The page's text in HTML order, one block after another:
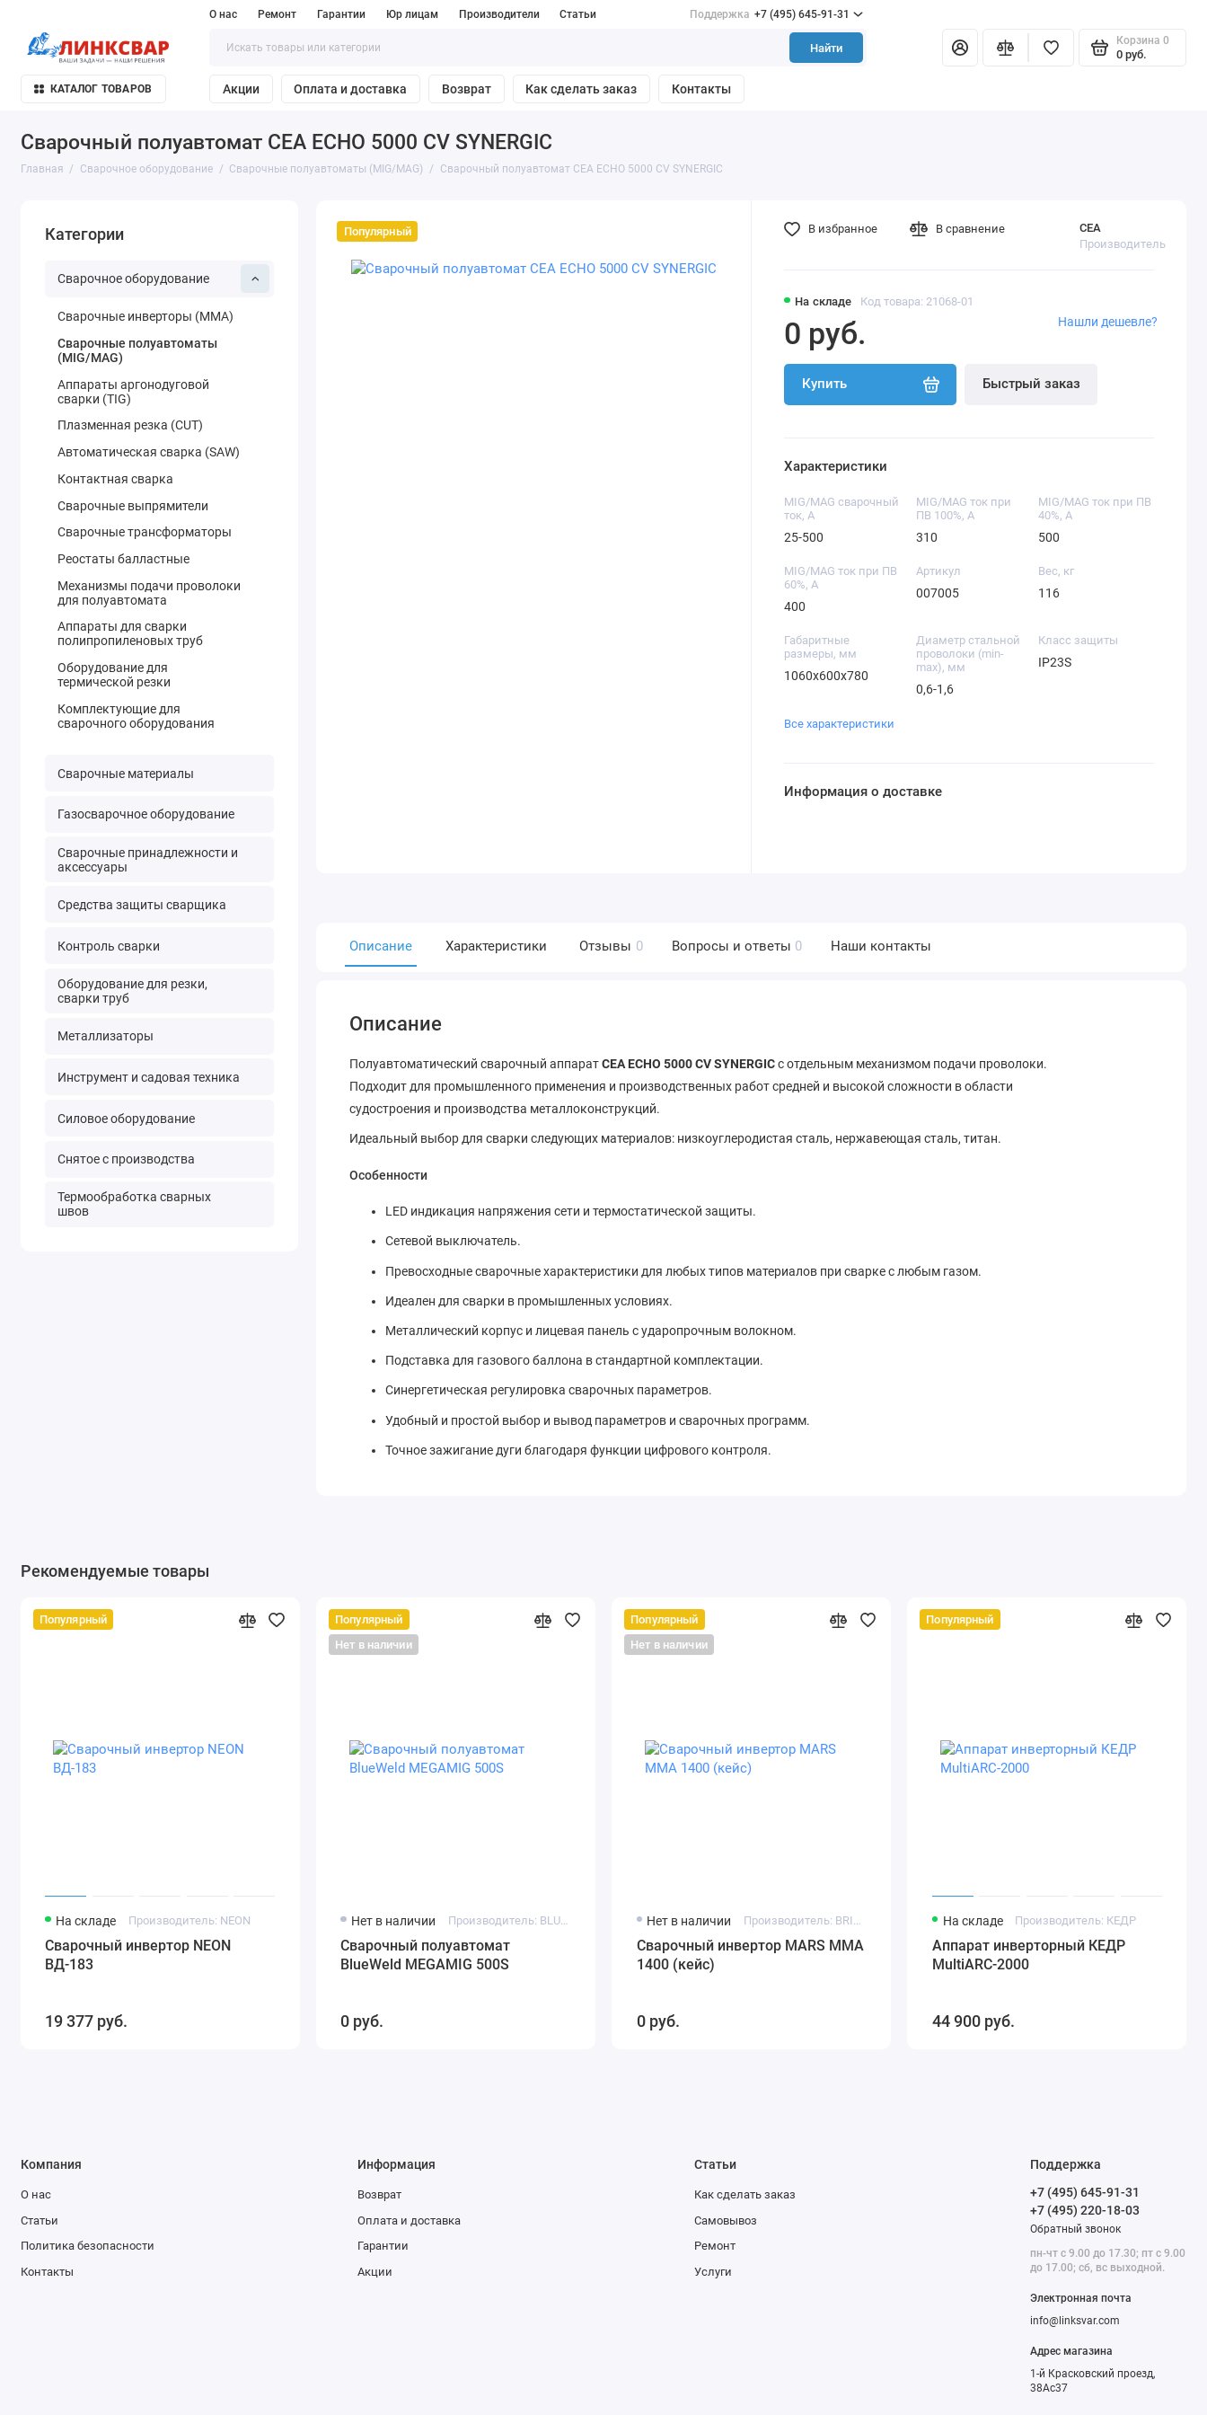
О нас Ремонт Гарантии Юр лицам Производители Статьи Поддержка +7 (495) 645-91-31
Найти
Корзина 0
0 руб.
КАТАЛОГ ТОВАРОВ Акции Оплата и доставка Возврат Как сделать заказ Контакты
Сварочный полуавтомат CEA ECHO 5000 CV SYNERGIC
Главная Сварочное оборудование Сварочные полуавтоматы (MIG/MAG) Сварочный полуавтомат CEA ECHO 5000 CV SYNERGIC
Категории
Сварочное оборудование
Сварочные инверторы (MMA)
Сварочные полуавтоматы
(MIG/MAG)
Аппараты аргонодуговой
сварки (TIG)
Плазменная резка (CUT)
Автоматическая сварка (SAW)
Контактная сварка
Сварочные выпрямители
Сварочные трансформаторы
Реостаты балластные
Механизмы подачи проволоки
для полуавтомата
Аппараты для сварки
полипропиленовых труб
Оборудование для
термической резки
Комплектующие для
сварочного оборудования
Сварочные материалы
Газосварочное оборудование
Сварочные принадлежности и
аксессуары
Средства защиты сварщика
Контроль сварки
Оборудование для резки,
сварки труб
Металлизаторы
Инструмент и садовая техника
Силовое оборудование
Снятое с производства
Термообработка сварных
швов
Популярный
На складе Код товара: 21068-01
CEA
Производитель
0 руб.
Купить Быстрый заказ
Нашли дешевле?
В избранное В сравнение
Характеристики
MIG/MAG cварочный
ток, А
25-500
MIG/MAG ток при
ПВ 100%, А
310
MIG/MAG ток при ПВ
40%, А
500
MIG/MAG ток при ПВ
60%, А
400
Артикул
007005
Вес, кг
116
Габаритные
размеры, мм
1060x600x780
Диаметр стальной
проволоки (min-
max), мм
0,6-1,6
Класс защиты
IP23S
Все характеристики
Информация о доставке
Описание Характеристики Отзывы 0 Вопросы и ответы 0 Наши контакты
Описание
Полуавтоматический сварочный аппаратCEA ECHO 5000 CV SYNERGICс отдельным механизмом подачи проволоки.
Подходит для промышленного применения и производственных работ средней и высокой сложности в области
судостроения и производства металлоконструкций.
Идеальный выбор для сварки следующих материалов: низкоуглеродистая сталь, нержавеющая сталь, титан.
Особенности
LED индикация напряжения сети и термостатической защиты.
Сетевой выключатель.
Превосходные сварочные характеристики для любых типов материалов при сварке с любым газом.
Идеален для сварки в промышленных условиях.
Металлический корпус и лицевая панель с ударопрочным волокном.
Подставка для газового баллона в стандартной комплектации.
Синергетическая регулировка сварочных параметров.
Удобный и простой выбор и вывод параметров и сварочных программ.
Точное зажигание дуги благодаря функции цифрового контроля.
Рекомендуемые товары
Популярный
На складе Производитель: NEON
Сварочный инвертор NEON
ВД-183
19 377 руб.
Популярный
Нет в наличии
Нет в наличии Производитель: BLUEWELD
Сварочный полуавтомат
BlueWeld MEGAMIG 500S
0 руб.
Популярный
Нет в наличии
Нет в наличии
Сварочный инвертор MARS MMA
1400 (кейс)
0 руб.
Популярный
На складе Производитель: КЕДР
Аппарат инверторный КЕДР
MultiARC-2000
44 900 руб.
Компания
О нас
Статьи
Политика безопасности
Контакты
Информация
Возврат
Оплата и доставка
Гарантии
Акции
Статьи
Как сделать заказ
Самовывоз
Ремонт
Услуги
Поддержка
+7 (495) 645-91-31
+7 (495) 220-18-03
Обратный звонок
пн-чт с 9.00 до 17.30; пт с 9.00
до 17.00; сб, вс выходной.
Электронная почта
info@linksvar.com
Адрес магазина
1-й Красковский проезд,
38Ас37